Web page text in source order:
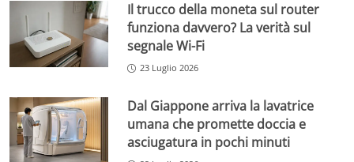
Il trucco della moneta sul router
funziona davvero? La verità sul
segnale Wi-Fi
23 Luglio 2026
Dal Giappone arriva la lavatrice
umana che promette doccia e
asciugatura in pochi minuti